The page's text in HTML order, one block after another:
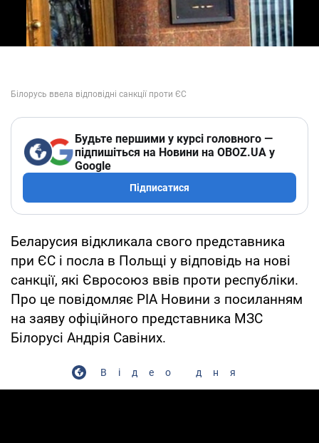
Будьте першими у курсі головного —
підпишіться на Новини на OBOZ.UA у
Google
Підписатися
Беларусия відкликала свого представника
при ЄС і посла в Польщі у відповідь на нові
санкції, які Євросоюз ввів проти республіки.
Про це повідомляє РІА Новини з посиланням
на заяву офіційного представника МЗС
Білорусі Андрія Савіних.
Відео дня